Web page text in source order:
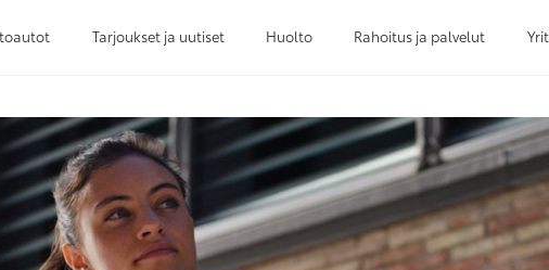
Tarjoukset ja uutiset Huolto Rahoitus ja palvelut